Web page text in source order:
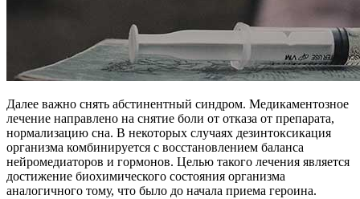
Далее важно снять абстинентный синдром. Медикаментозное
лечение направлено на снятие боли от отказа от препарата,
нормализацию сна. В некоторых случаях дезинтоксикация
организма комбинируется с восстановлением баланса
нейромедиаторов и гормонов. Целью такого лечения является
достижение биохимического состояния организма
аналогичного тому, что было до начала приема героина.